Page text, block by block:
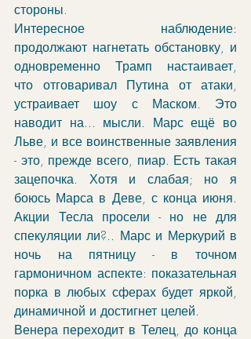
стороны.
Интересное наблюдение:
продолжают нагнетать обстановку, и
одновременно Трамп настаивает,
что отговаривал Путина от атаки,
устраивает шоу с Маском. Это
наводит на... мысли. Марс ещё во
Льве, и все воинственные заявления
- это, прежде всего, пиар. Есть такая
зацепочка. Хотя и слабая; но я
боюсь Марса в Деве, с конца июня.
Акции Тесла просели - но не для
спекуляции ли?.. Марс и Меркурий в
ночь на пятницу - в точном
гармоничном аспекте: показательная
порка в любых сферах будет яркой,
динамичной и достигнет целей.
Венера переходит в Телец, до конца